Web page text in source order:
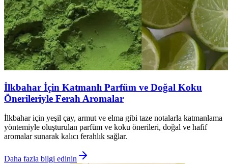
İlkbahar İçin Katmanlı Parfüm ve Doğal Koku
Önerileriyle Ferah Aromalar
İlkbahar için yeşil çay, armut ve elma gibi taze notalarla katmanlama
yöntemiyle oluşturulan parfüm ve koku önerileri, doğal ve hafif
aromalar sunarak kalıcı ferahlık sağlar.
Daha fazla bilgi edinin